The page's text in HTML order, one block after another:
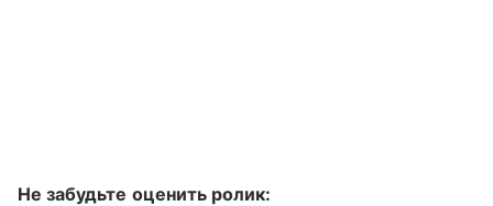
Не забудьте оценить ролик: